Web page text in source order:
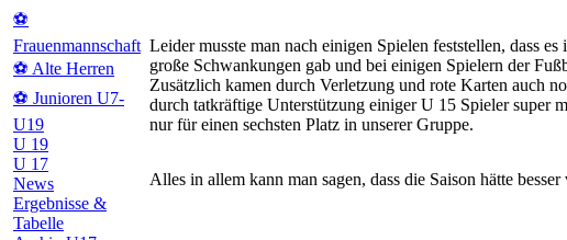
⚽
Frauenmannschaft
⚽ Alte Herren
⚽ Junioren U7-
U19
U 19
U 17
News
Ergebnisse &
Tabelle
Leider musste man nach einigen Spielen feststellen, dass
große Schwankungen gab und bei einigen Spielern der
Zusätzlich kamen durch Verletzung und rote Karten auch
durch tatkräftige Unterstützung einiger U 15 Spieler super
nur für einen sechsten Platz in unserer Gruppe.
Alles in allem kann man sagen, dass die Saison hätte